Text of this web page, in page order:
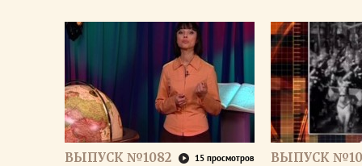
ВЫПУСК №1082 15 просмотров ВЫПУСК